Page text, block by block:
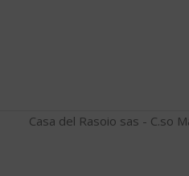
Casa del Rasoio sas - C.so